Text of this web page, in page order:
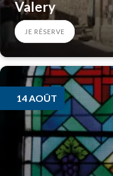
Valery
JE RÉSERVE
14 AOÛT